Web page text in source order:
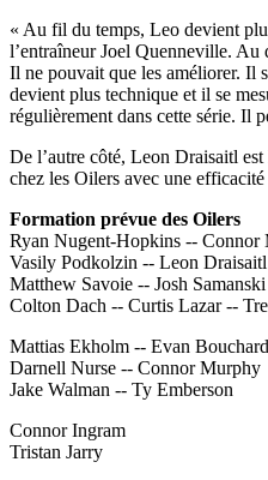
« Au fil du temps, Leo devient
l’entraîneur Joel Quenneville. Au
Il ne pouvait que les améliorer. Il
devient plus technique et il se
régulièrement dans cette série. Il
De l’autre côté, Leon Draisaitl
chez les Oilers avec une
Formation prévue des Oilers
Ryan Nugent-Hopkins --
Vasily Podkolzin -- Leon
Matthew Savoie -- Josh
Colton Dach -- Curtis Lazar --
Mattias Ekholm -- Evan Bouchard
Darnell Nurse -- Connor Murphy
Jake Walman -- Ty Emberson
Connor Ingram
Tristan Jarry